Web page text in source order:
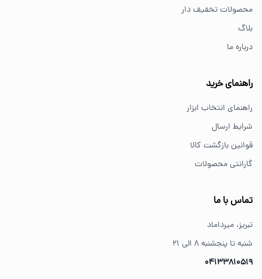
از کجا ابزار اصل بخریم؟
محصولات تخفیف دار
بلاگ
درباره ما
راهنمای خرید
راهنمای انتخاب ابزار
شرایط ارسال
قوانین بازگشت کالا
گارانتی محصولات
تماس با ما
تبریز، میرداماد
شنبه تا پنجشنبه ۸ الی ۲۱
04133810519